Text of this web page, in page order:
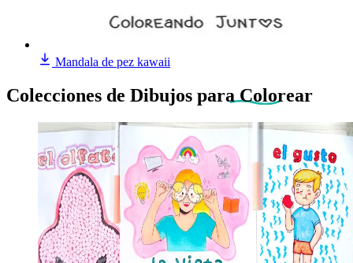
Mandala de pez kawaii
Colecciones de Dibujos para Colorear